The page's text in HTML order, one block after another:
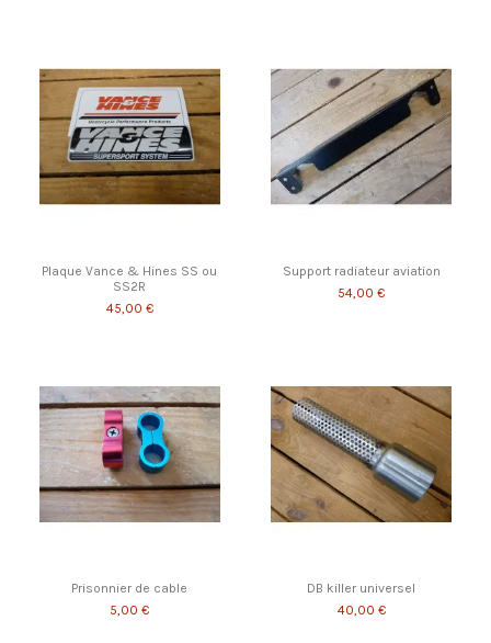
Plaque Vance & Hines SS ou
SS2R
45,00 €
Support radiateur aviation
54,00 €
Prisonnier de cable
5,00 €
DB killer universel
40,00 €